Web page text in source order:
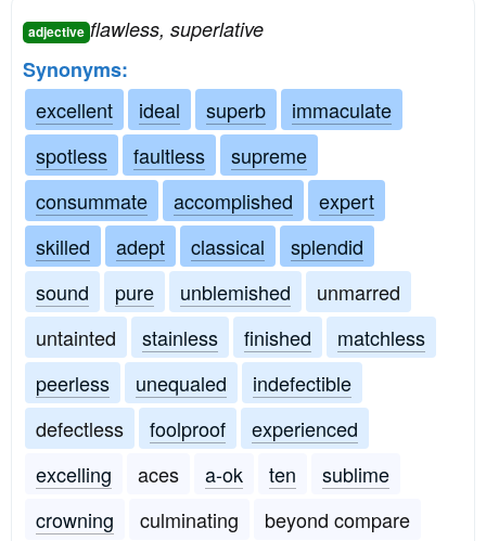
adjective flawless, superlative
Synonyms:
excellent
ideal superb
immaculate
spotless
faultless
supreme
consummate
accomplished
expert
skilled
adept classical
splendid
sound
pure unblemished
unmarred
untainted
stainless finished
matchless
peerless
unequaled
indefectible
defectless
foolproof
experienced
excelling
aces a-ok ten
sublime
crowning
culminating
beyond compare